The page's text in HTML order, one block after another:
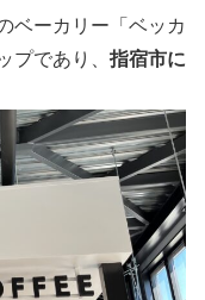
ベーカリー「ベッカ
プであり、 指宿市に